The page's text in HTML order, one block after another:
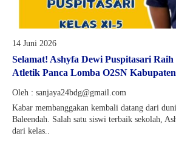
14 Juni 2026
Selamat! Ashyfa Dewi Puspitasari
Atletik Panca Lomba O2SN
Oleh : sanjaya24bdg@gmail.com
Kabar membanggakan kembali datang dari
Baleendah. Salah satu siswi terbaik sekolah,
dari kelas..